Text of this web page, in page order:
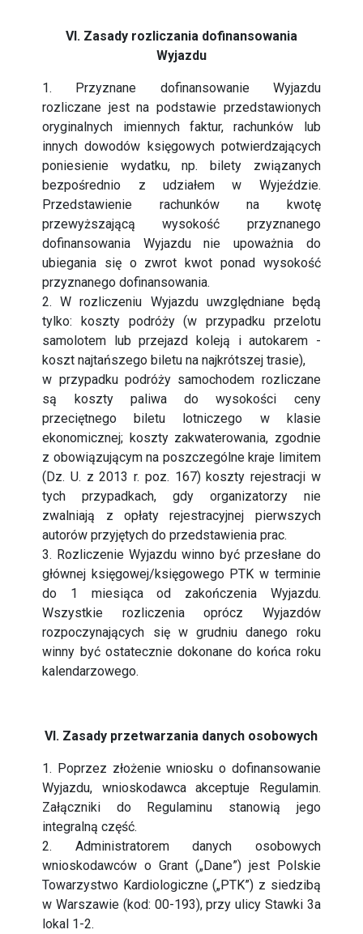
VI. Zasady rozliczania dofinansowania
Wyjazdu
1. Przyznane dofinansowanie Wyjazdu
rozliczane jest na podstawie przedstawionych
oryginalnych imiennych faktur, rachunków lub
innych dowodów księgowych potwierdzających
poniesienie wydatku, np. bilety związanych
bezpośrednio z udziałem w Wyjeździe.
Przedstawienie rachunków na kwotę
przewyższającą wysokość przyznanego
dofinansowania Wyjazdu nie upoważnia do
ubiegania się o zwrot kwot ponad wysokość
przyznanego dofinansowania.
2. W rozliczeniu Wyjazdu uwzględniane będą
tylko: koszty podróży (w przypadku przelotu
samolotem lub przejazd koleją i autokarem -
koszt najtańszego biletu na najkrótszej trasie),
w przypadku podróży samochodem rozliczane
są koszty paliwa do wysokości ceny
przeciętnego biletu lotniczego w klasie
ekonomicznej; koszty zakwaterowania, zgodnie
z obowiązującym na poszczególne kraje limitem
(Dz. U. z 2013 r. poz. 167) koszty rejestracji w
tych przypadkach, gdy organizatorzy nie
zwalniają z opłaty rejestracyjnej pierwszych
autorów przyjętych do przedstawienia prac.
3. Rozliczenie Wyjazdu winno być przesłane do
głównej księgowej/księgowego PTK w terminie
do 1 miesiąca od zakończenia Wyjazdu.
Wszystkie rozliczenia oprócz Wyjazdów
rozpoczynających się w grudniu danego roku
winny być ostatecznie dokonane do końca roku
kalendarzowego.
VI. Zasady przetwarzania danych osobowych
1. Poprzez złożenie wniosku o dofinansowanie
Wyjazdu, wnioskodawca akceptuje Regulamin.
Załączniki do Regulaminu stanowią jego
integralną część.
2. Administratorem danych osobowych
wnioskodawców o Grant („Dane”) jest Polskie
Towarzystwo Kardiologiczne („PTK”) z siedzibą
w Warszawie (kod: 00-193), przy ulicy Stawki 3a
lokal 1-2.